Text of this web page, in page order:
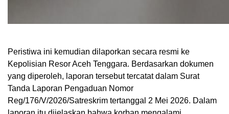
Peristiwa ini kemudian dilaporkan secara resmi ke
Kepolisian Resor Aceh Tenggara. Berdasarkan dokumen
yang diperoleh, laporan tersebut tercatat dalam Surat
Tanda Laporan Pengaduan Nomor
Reg/176/V/2026/Satreskrim tertanggal 2 Mei 2026. Dalam